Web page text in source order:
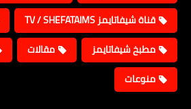
قناة شيفاتايمز TV / SHEFATAIMS
مطبخ شيفاتايمز
مقالات
منوعات